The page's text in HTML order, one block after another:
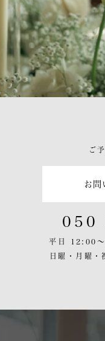
ご
お問
050
平日 12:00
日曜・月曜・